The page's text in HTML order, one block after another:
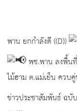
พาน ยกกำลังดี ((D))
พช.พาน ลงพื้น
ไม้ฮาม ต.แม่เย็น ควบ
ข่าวประชาสัมพันธ์ ฉบั